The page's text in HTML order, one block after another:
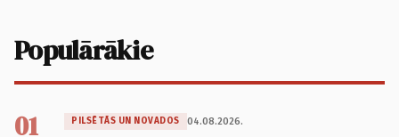
Populārākie
01 PILSĒTĀS UN NOVADOS 04.08.2026.